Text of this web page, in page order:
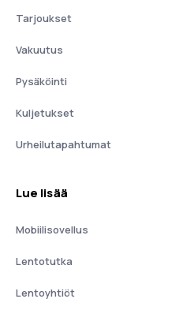
Tarjoukset
Vakuutus
Pysäköinti
Kuljetukset
Urheilutapahtumat
Lue lisää
Mobiilisovellus
Lentotutka
Lentoyhtiöt